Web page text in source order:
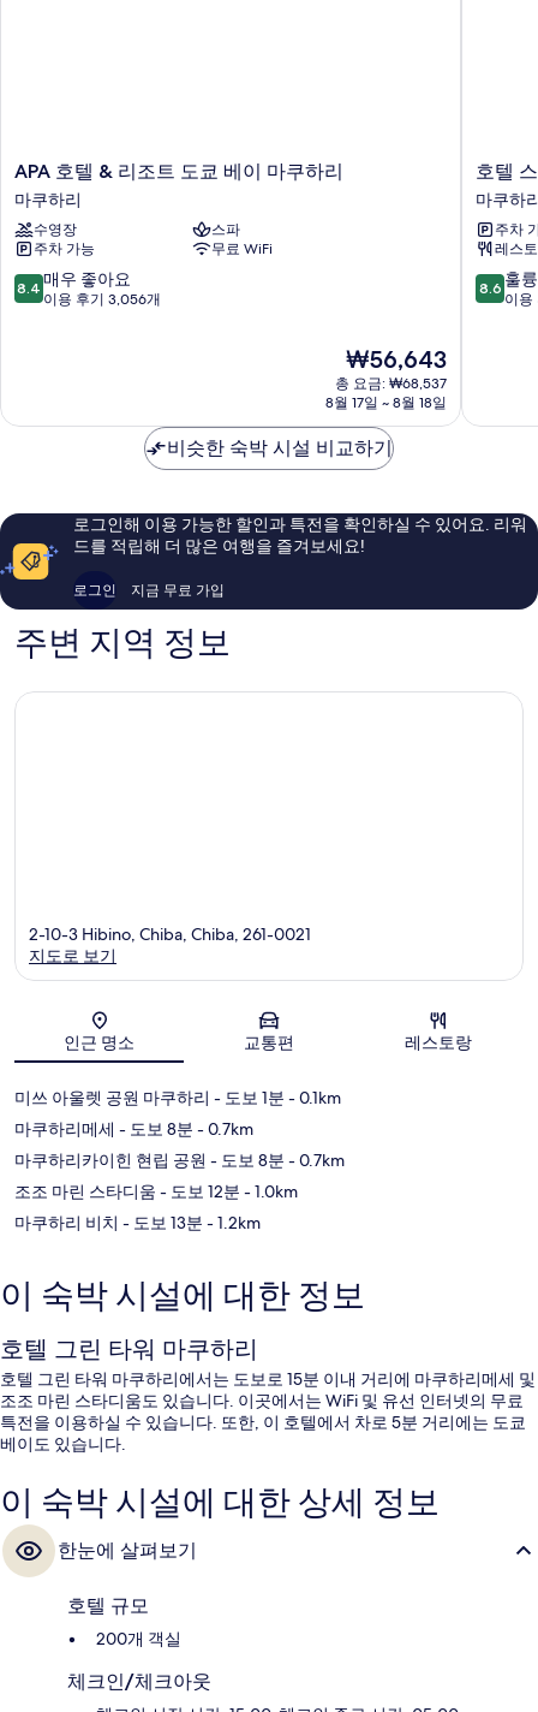
APA
호
텔
&
리
조
트
쿠
쿠
리
APA 호텔 & 리조트 도쿄 베이 마쿠하리
마쿠하리
수영장
스파
주차 가능
무료 WiFi
10
점
매
요,
용
후
개
8.4 매우 좋아요
이용 후기 3,056개
현
재
요
₩56,643
₩56,643
총 요금: ₩68,537
8월 17일 ~ 8월 18일
호
텔
스
프
링
스
마
하
호텔
마쿠하
주차
레스
10
점
훌
이
용
8.6 훌
이용
비슷한 숙박 시설 비교하기
로그인해 이용 가능한 할인과 특전을 확인하실 수 있어요. 리워
드를 적립해 더 많은 여행을 즐겨보세요!
로그인 지금 무료 가입
주변 지역 정보
지도
2-10-3 Hibino, Chiba, Chiba, 261-0021
지도로 보기
인근 명소 교통편 레스토랑
미쓰 아울렛 공원 마쿠하리 - 도보 1분 - 0.1km
마쿠하리메세 - 도보 8분 - 0.7km
마쿠하리카이힌 현립 공원 - 도보 8분 - 0.7km
조조 마린 스타디움 - 도보 12분 - 1.0km
마쿠하리 비치 - 도보 13분 - 1.2km
이 숙박 시설에 대한 정보
호텔 그린 타워 마쿠하리
호텔 그린 타워 마쿠하리에서는 도보로 15분 이내 거리에 마쿠하리메세 및
조조 마린 스타디움도 있습니다. 이곳에서는 WiFi 및 유선 인터넷의 무료
특전을 이용하실 수 있습니다. 또한, 이 호텔에서 차로 5분 거리에는 도쿄
베이도 있습니다.
이 숙박 시설에 대한 상세 정보
한눈에 살펴보기
호텔 규모
200개 객실
체크인/체크아웃